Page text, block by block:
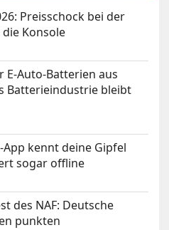
Preisschock bei der
Konsole
E-Auto-Batterien aus
Batterieindustrie bleibt
App kennt deine Gipfel
sogar offline
des NAF: Deutsche
punkten